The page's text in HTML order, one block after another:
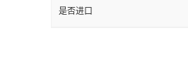
是否进口